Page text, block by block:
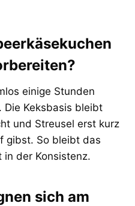
einige Stunden
Die Keksbasis bleibt
und Streusel erst kurz
gibst. So bleibt das
der Konsistenz.
sich am